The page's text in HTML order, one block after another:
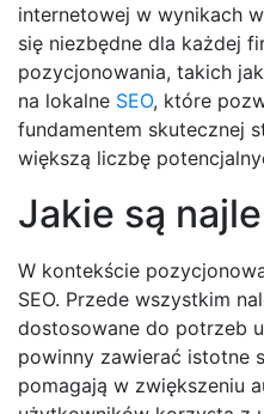
internetowej w wynikach
się niezbędne dla każdej
pozycjonowania, takich
na lokalne SEO, które
fundamentem skutecznej
większą liczbę
Jakie są
W kontekście
SEO. Przede wszystkim
dostosowane do potrzeb
powinny zawierać istotne
pomagają w zwiększeniu